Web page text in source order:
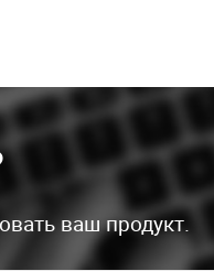
ваш продукт.